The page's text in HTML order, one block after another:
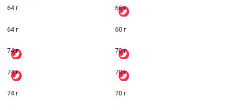
64 г 66 г
64 г 60 г
74 г 70 г
74 г 70 г
74 г 70 г